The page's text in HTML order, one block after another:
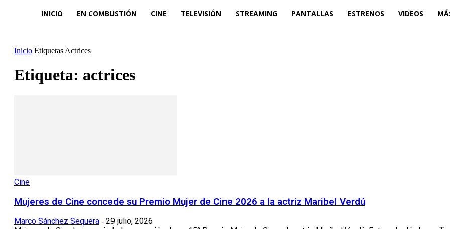
INICIO EN COMBUSTIÓN CINE TELEVISIÓN STREAMING PANTALLAS ESTRENOS VIDEOS
Inicio Etiquetas Actrices
Etiqueta: actrices
Cine
Mujeres de Cine concede su Premio Mujer de Cine 2026 a la actriz Maribel Verdú
Marco Sánchez Sequera - 29 julio, 2026